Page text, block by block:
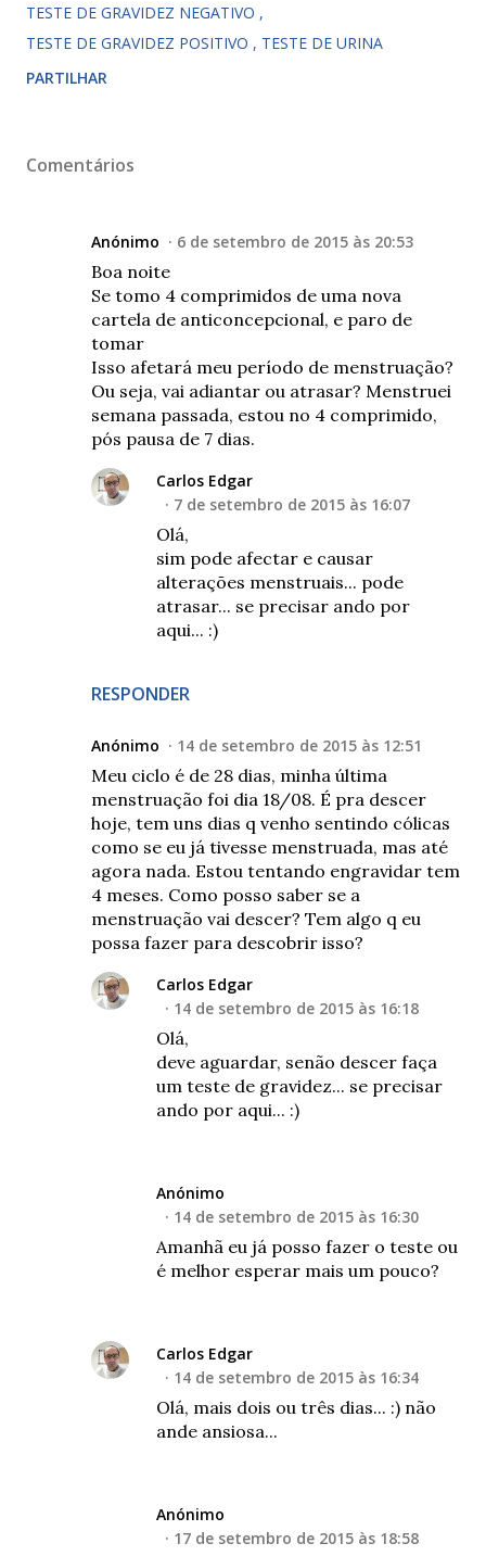
TESTE DE GRAVIDEZ NEGATIVO
TESTE DE GRAVIDEZ POSITIVO
TESTE DE URINA
PARTILHAR
Comentários
Anónimo 6 de setembro de 2015 às 20:53
Boa noite
Se tomo 4 comprimidos de uma nova
cartela de anticoncepcional, e paro de
tomar
Isso afetará meu período de menstruação?
Ou seja, vai adiantar ou atrasar? Menstruei
semana passada, estou no 4 comprimido,
pós pausa de 7 dias.
RESPONDER
Carlos Edgar
7 de setembro de 2015 às 16:07
Olá,
sim pode afectar e causar
alterações menstruais... pode
atrasar... se precisar ando por
aqui... :)
Anónimo 14 de setembro de 2015 às 12:51
Meu ciclo é de 28 dias, minha última
menstruação foi dia 18/08. É pra descer
hoje, tem uns dias q venho sentindo cólicas
como se eu já tivesse menstruada, mas até
agora nada. Estou tentando engravidar tem
4 meses. Como posso saber se a
menstruação vai descer? Tem algo q eu
possa fazer para descobrir isso?
Carlos Edgar
14 de setembro de 2015 às 16:18
Olá,
deve aguardar, senão descer faça
um teste de gravidez... se precisar
ando por aqui... :)
Anónimo
14 de setembro de 2015 às 16:30
Amanhã eu já posso fazer o teste ou
é melhor esperar mais um pouco?
Carlos Edgar
14 de setembro de 2015 às 16:34
Olá, mais dois ou três dias... :) não
ande ansiosa...
Anónimo
17 de setembro de 2015 às 18:58